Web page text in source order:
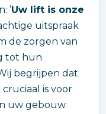
’Uw lift is onze
uitspraak
de zorgen van
tot hun
begrijpen dat
is voor
uw gebouw.